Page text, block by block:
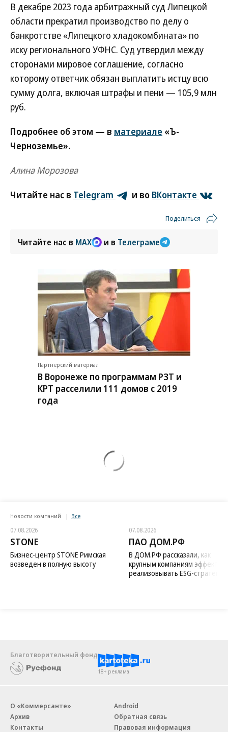
В декабре 2023 года арбитражный суд Липецкой
области прекратил производство по делу о
банкротстве «Липецкого хладокомбината» по
иску регионального УФНС. Суд утвердил между
сторонами мировое соглашение, согласно
которому ответчик обязан выплатить истцу всю
сумму долга, включая штрафы и пени — 105,9 млн
руб.
Подробнее об этом — в материале «Ъ-
Черноземье».
Алина Морозова
Читайте нас в Telegram и во ВКонтакте
Поделиться
Читайте нас в MAX и в Телеграме
Партнерский материал
В Воронеже по программам РЗТ и
КРТ расселили 111 домов с 2019
года
Новости компаний Все
07.08.2026
STONE
Бизнес-центр STONE Римская
возведен в полную высоту
07.08.2026
ПАО ДОМ.РФ
В ДОМ.РФ рассказали, как
крупным компаниям
реализовывать ESG-стратегию
Благотворительный фонд
18+ реклама
О «Коммерсанте»
Архив
Контакты
Android
Обратная связь
Правовая информация